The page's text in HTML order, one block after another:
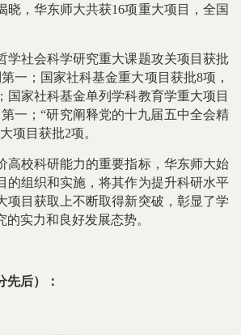
晓，华东师大共获16项重大项目，全国
社会科学研究重大课题攻关项目获批
一；国家社科基金重大项目获批8项，
国家社科基金单列学科教育学重大项目
一；“研究阐释党的十九届五中全会精
项目获批2项。
校科研能力的重要指标，华东师大始
的组织和实施，将其作为提升科研水平
项目获取上不断取得新突破，彰显了学
实力和良好发展态势。
先后）：